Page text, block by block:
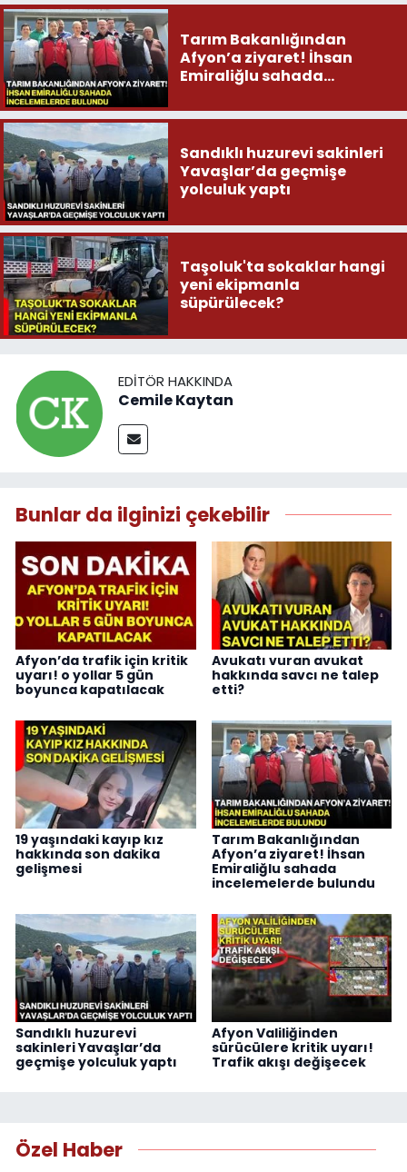
Tarım Bakanlığından
Afyon’a ziyaret! İhsan
Emiraliğlu sahada
Sandıklı huzurevi sakinleri
Yavaşlar’da geçmişe
yolculuk yaptı
Taşoluk'ta sokaklar hangi
yeni ekipmanla
süpürülecek?
EDITÖR HAKKINDA
Cemile Kaytan
Bunlar da ilginizi çekebilir
Afyon’da trafik için kritik
uyarı! o yollar 5 gün
boyunca kapatılacak
Avukatı vuran avukat
hakkında savcı ne talep
etti?
19 yaşındaki kayıp kız
hakkında son dakika
gelişmesi
Tarım Bakanlığından
Afyon’a ziyaret! İhsan
Emiraliğlu sahada
incelemelerde bulundu
Sandıklı huzurevi
sakinleri Yavaşlar’da
geçmişe yolculuk yaptı
Afyon Valiliğinden
sürücülere kritik uyarı!
Trafik akışı değişecek
Özel Haber